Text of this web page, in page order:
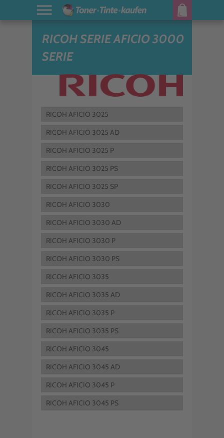
RICOH SERIE AFICIO 3000
SERIE
RICOH AFICIO 3025
RICOH AFICIO 3025 AD
RICOH AFICIO 3025 P
RICOH AFICIO 3025 PS
RICOH AFICIO 3025 SP
RICOH AFICIO 3030
RICOH AFICIO 3030 AD
RICOH AFICIO 3030 P
RICOH AFICIO 3030 PS
RICOH AFICIO 3035
RICOH AFICIO 3035 AD
RICOH AFICIO 3035 P
RICOH AFICIO 3035 PS
RICOH AFICIO 3045
RICOH AFICIO 3045 AD
RICOH AFICIO 3045 P
RICOH AFICIO 3045 PS